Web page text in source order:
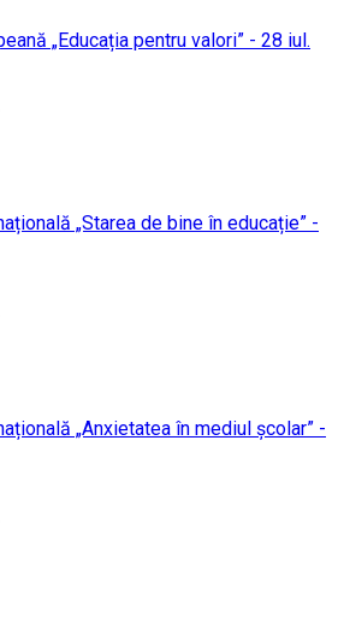
„Educația pentru valori” - 28 iul.
„Starea de bine în educație” -
„Anxietatea în mediul școlar” -